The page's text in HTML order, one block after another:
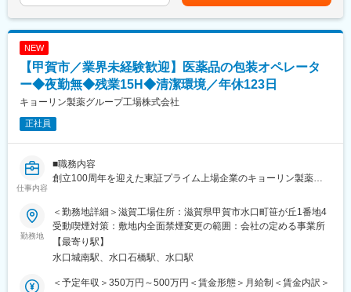
方…時にはバイヤーと相談して商品を仕入れることもあります。
https://career.heiwado-recruit.jp/people/
■公式YouTube（平和堂特命GM、西川貴教さん！）
https://www.youtube.com/@HEIWADO810
ン、教育訓練等が含まれます。
■組織構成
上場グループの安定基盤で、専門性を磨きながら医薬品の品質確
保や最新技術に携われます。
■教育体制
OJTや研修制度が整っており、段階的にキャッチアップできる体
制です。
異物の徹底管理、５Sの管理、整理整頓、清潔な環境が整ってお
当を含めた表記です。
NEW
【甲賀市／業界未経験歓迎】医薬品の包装オペレータ
ー◆夜勤無◆残業15H◆清潔環境／年休123日
キョーリン製薬グループ工場株式会社
正社員
仕事内容
■職務内容
創立100周年を迎えた東証プライム上場企業のキョーリン製薬グ
ています。GMPの高度化を進め、グローバルな基準をクリアした
生産体制を徹底。
残業15時間程度／食堂あり
■業務概要
当社滋賀工場にて、医薬品の包装および検査オペレーションを中
勤務地
＜勤務地詳細＞滋賀工場住所：滋賀県甲賀市水口町笹が丘1番地4
受動喫煙対策：敷地内全面禁煙変更の範囲：会社の定める事業所
【最寄り駅】
水口城南駅、水口石橋駅、水口駅
＜予定年収＞350万円～500万円＜賃金形態＞月給制＜賃金内訳＞